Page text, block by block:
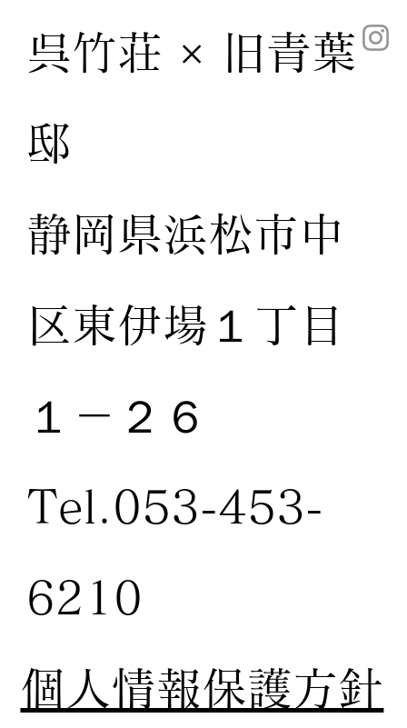
呉竹荘 × 旧青葉
邸
静岡県浜松市中
区東伊場１丁目
１－２６
Tel.053-453-
6210
個人情報保護方針